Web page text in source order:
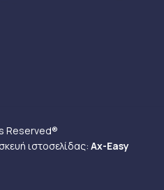
Reserved®
ιστοσελίδας: Ax-Easy